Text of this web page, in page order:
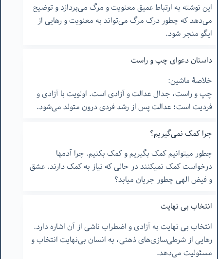
این نوشته به ارتباط عمیق معنویت و مرگ می‌پردازد و توضیح
می‌دهد که چطور درک مرگ می‌تواند به معنویت و رهایی از
ایگو منجر شود.
داستان دعوای چپ و راست
خلاصۀ ماشین:
چپ و راست، جدال عدالت و آزادی است. اولویت با آزادی و
فردیت است؛ عدالت پس از رشد فردی درون متولد می‌شود.
چرا کمک نمی‌گیریم؟
چطور میتوانیم کمک بگیریم و کمک بکنیم. چرا آدمها
درخواست کمک نمیکنند در حالی که نیاز به کمک دارند. عشق
و فیض الهی چطور جریان میابد؟
انتخاب بی نهایت
انتخاب بی نهایت به آزادی و اضطراب ناشی از آن اشاره دارد.
رهایی از شرطی‌سازی‌های ذهنی، به انسان بی‌نهایت انتخاب و
مسئولیت می‌دهد.